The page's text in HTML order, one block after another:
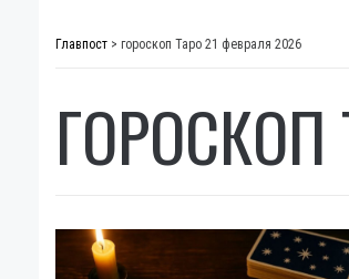
Главпост > гороскоп Таро 21 февраля 2026
ГОРОСКОП